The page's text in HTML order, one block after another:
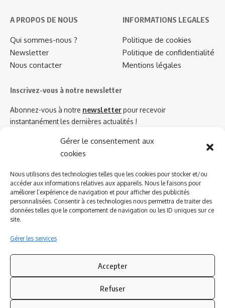
Gérer le consentement aux
cookies
Nous utilisons des technologies telles que les cookies pour stocker et/ou
accéder aux informations relatives aux appareils. Nous le faisons pour
améliorer l’expérience de navigation et pour afficher des publicités
personnalisées. Consentir à ces technologies nous permettra de traiter des
données telles que le comportement de navigation ou les ID uniques sur ce
site.
Gérer les services
Accepter
Refuser
A PROPOS DE NOUS
Qui sommes-nous ?
Newsletter
Nous contacter
INFORMATIONS LEGALES
Politique de cookies
Politique de confidentialité
Mentions légales
Inscrivez-vous à notre newsletter
Abonnez-vous à notre newsletterpour recevoir
instantanément les dernières actualités !
Azinat.com TV soutient
Suivez-nous